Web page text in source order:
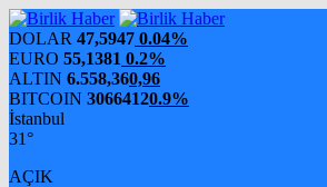
DOLAR 47,5947 0.04%
EURO 55,1381 0.2%
ALTIN 6.558,360,96
BITCOIN 30664120.9%
İstanbul
31°
AÇIK